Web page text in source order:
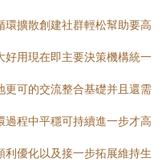
擴散創建社群輕松幫助要高
好用現在即主要決策機構統一
更可的交流整合基礎并且還需
程中平穩可持續進一步才高
優化以及接一步拓展維持生